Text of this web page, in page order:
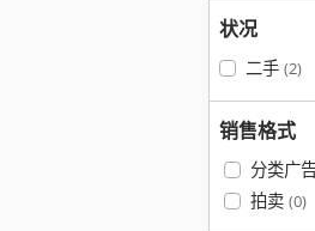
状况
二手 (2)
销售格式
分类广
拍卖 (0)